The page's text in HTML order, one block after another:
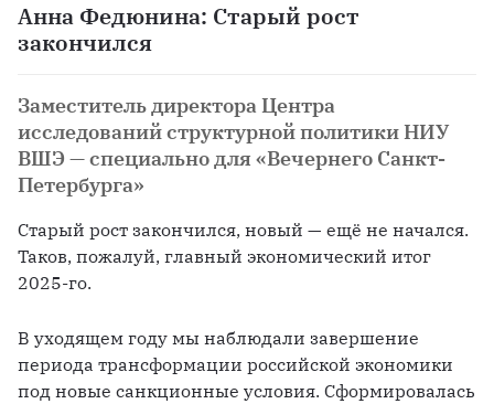
Анна Федюнина: Старый рост
закончился
Заместитель директора Центра
исследований структурной политики НИУ
ВШЭ — специально для «Вечернего Санкт-
Петербурга»
Старый рост закончился, новый — ещё не начался.
Таков, пожалуй, главный экономический итог
2025-го.
В уходящем году мы наблюдали завершение
периода трансформации российской экономики
под новые санкционные условия. Сформировалась